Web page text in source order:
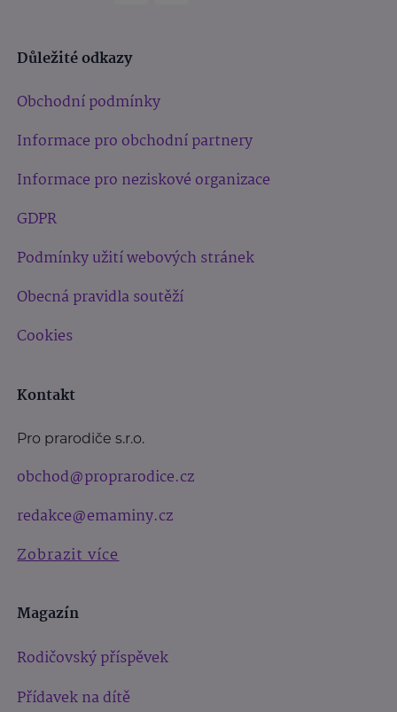
Důležité odkazy
Obchodní podmínky
Informace pro obchodní partnery
Informace pro neziskové organizace
GDPR
Podmínky užití webových stránek
Obecná pravidla soutěží
Cookies
Kontakt
Pro prarodiče s.r.o.
obchod@proprarodice.cz
redakce@emaminy.cz
Zobrazit více
Magazín
Rodičovský příspěvek
Přídavek na dítě